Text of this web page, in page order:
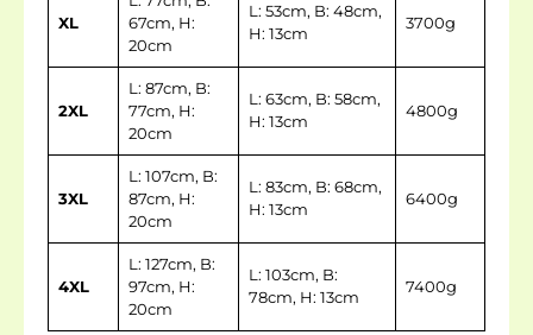
XL
67cm, H:
20cm
L: 53cm, B: 48cm,
H: 13cm
3700g
2XL
L: 87cm, B:
77cm, H:
20cm
L: 63cm, B: 58cm,
H: 13cm
4800g
3XL
L: 107cm, B:
87cm, H:
20cm
L: 83cm, B: 68cm,
H: 13cm
6400g
4XL
L: 127cm, B:
97cm, H:
20cm
L: 103cm, B:
78cm, H: 13cm
7400g